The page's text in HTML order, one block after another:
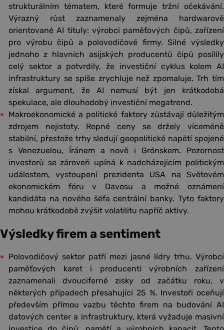
strukturálním tématem, které formuje tržní očekávání.
Výrazný růst zaznamenaly zejména hardwarově
orientované AI tituly: výrobci paměťových čipů, zařízení
pro výrobu čipů a polovodičové firmy. Silné výsledky
jednoho z hlavních asijských producentů čipů posílily
celý sektor a potvrdily, že investiční cyklus kolem AI
infrastruktury se spíše zrychluje než zpomaluje. Trh tím
získal argument, že AI nemusí být jen krátkodobá
spekulace, ale dlouhodobý investiční megatrend.
Makroekonomické a politické faktory zůstávají důležitým
zdrojem nejistoty. Ropné ceny se držely víceméně
stabilní, přestože trhy sledují geopolitické napětí spojené
s Venezuelou, Íránem a nově i Grónskem. Pozornost
investorů se zároveň upíná k nadcházejícím politickým
událostem, vystoupení prezidenta USA na Světovém
ekonomickém fóru v Davosu a možné oznámení
kandidáta na nového šéfa centrální banky. Tyto faktory
mohou krátkodobě zvýšit volatilitu napříč aktivy.
Výsledky firem a sentiment
Polovodičový sektor patří mezi jasné lídry trhu. Výrobci
paměťových karet i producenti výrobních zařízení
zaznamenali dvouciferné zisky od začátku roku, v
některých případech přesahující 25 %. Investoři oceňují
především přímou vazbu těchto firem na budování AI
datových center a infrastruktury, která vyžaduje masivní